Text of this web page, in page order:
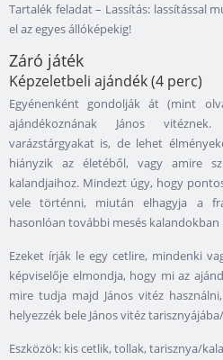
Tartalék feladat – Lassítás: lassítással
el az egyes állóképekig!
Záró játék
Képzeletbeli ajándék (4 perc)
Egyénenként gondolják át (mint
ajándékoznának János
varázstárgyakat is, de lehet
hiányzik az életéből, vagy amire
kalandjaihoz. Mindezt úgy, hogy
vele történni, miután elhagyja a
hasonlóan további mesés kalandokban
Ezeket írják le egy cetlire, mindenki
képviselője elmondja, hogy mi az
mire tudja majd János vitéz
helyezzék bele János vitéz
Eszközök: kis cetlik, tollak, tarisznya/